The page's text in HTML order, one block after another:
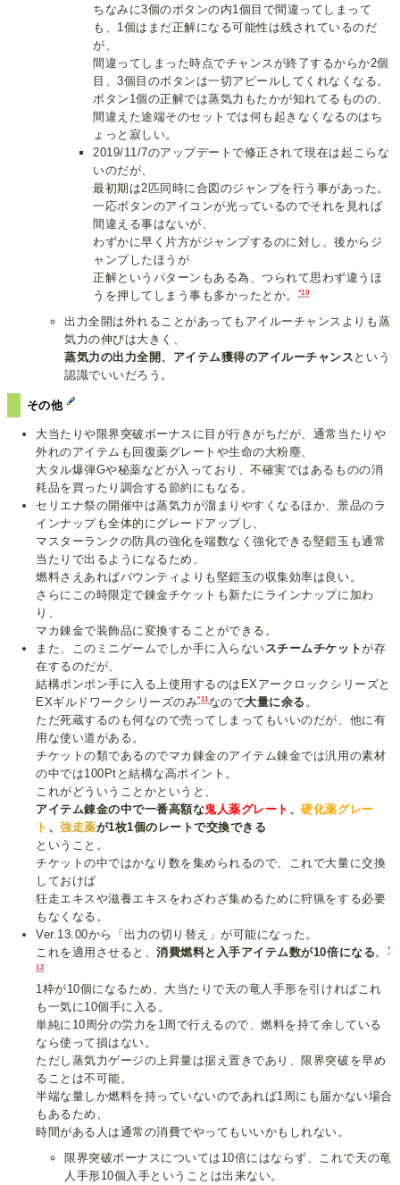
ちなみに3個のボタンの内1個目で間違ってしまって
も、1個はまだ正解になる可能性は残されているのだ
が、
間違ってしまった時点でチャンスが終了するからか2個
目、3個目のボタンは一切アピールしてくれなくなる。
ボタン1個の正解では蒸気力もたかが知れてるものの、
間違えた途端そのセットでは何も起きなくなるのはち
ょっと寂しい。
2019/11/7のアップデートで修正されて現在は起こらな
いのだが、
最初期は2匹同時に合図のジャンプを行う事があった。
一応ボタンのアイコンが光っているのでそれを見れば
間違える事はないが、
わずかに早く片方がジャンプするのに対し、後からジ
ャンプしたほうが
正解というパターンもある為、つられて思わず違うほ
うを押してしまう事も多かったとか。
*10
出力全開は外れることがあってもアイルーチャンスよりも蒸
気力の伸びは大きく、
蒸気力の出力全開、アイテム獲得のアイルーチャンス という
認識でいいだろう。
その他
大当たりや限界突破ボーナスに目が行きがちだが、通常当たりや
外れのアイテムも回復薬グレートや生命の大粉塵、
大タル爆弾Gや秘薬などが入っており、不確実ではあるものの消
耗品を買ったり調合する節約にもなる。
セリエナ祭の開催中は蒸気力が溜まりやすくなるほか、景品のラ
インナップも全体的にグレードアップし、
マスターランクの防具の強化を端数なく強化できる堅鎧玉も通常
当たりで出るようになるため、
燃料さえあればバウンティよりも堅鎧玉の収集効率は良い。
さらにこの時限定で錬金チケットも新たにラインナップに加わ
り、
マカ錬金で装飾品に変換することができる。
また、このミニゲームでしか手に入らない スチームチケットが存
在するのだが、
結構ポンポン手に入る上使用するのはEXアークロックシリーズと
EXギルドワークシリーズのみ*11なので大量に余る 。
ただ死蔵するのも何なので売ってしまってもいいのだが、他に有
用な使い道がある。
チケットの類であるのでマカ錬金のアイテム錬金では汎用の素材
の中では100Ptと結構な高ポイント。
これがどういうことかというと、
アイテム錬金の中で一番高額な鬼人薬グレート 、硬化薬グレー
ト 、強走薬が1枚1個のレートで交換できる
ということ。
チケットの中ではかなり数を集められるので、これで大量に交換
しておけば
狂走エキスや滋養エキスをわざわざ集めるために狩猟をする必要
もなくなる。
Ver.13.00から「出力の切り替え」が可能になった。
これを適用させると、消費燃料と入手アイテム数が10倍になる。 *
12
1枠が10個になるため、大当たりで天の竜人手形を引ければこれ
も一気に10個手に入る。
単純に10周分の労力を1周で行えるので、燃料を持て余している
なら使って損はない。
ただし蒸気力ゲージの上昇量は据え置きであり、限界突破を早め
ることは不可能。
半端な量しか燃料を持っていないのであれば1周にも届かない場合
もあるため、
時間がある人は通常の消費でやってもいいかもしれない。
限界突破ボーナスについては10倍にはならず、これで天の竜
人手形10個入手ということは出来ない。